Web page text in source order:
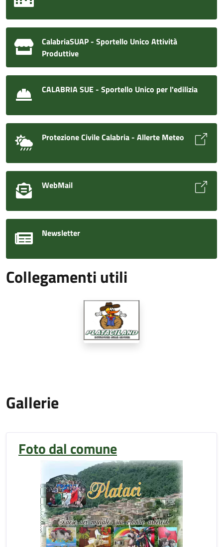
CalabriaSUAP - Sportello Unico Attività
Produttive
CALABRIA SUE - Sportello Unico per l'edilizia
Protezione Civile Calabria - Allerte Meteo
WebMail
Newsletter
Collegamenti utili
Gallerie
Foto dal comune